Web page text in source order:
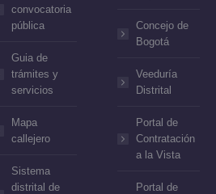
convocatoria
pública
Guia de
trámites y
servicios
Mapa
callejero
Sistema
distrital de
Concejo de
Bogotá
Veeduría
Distrital
Portal de
Contratación
a la Vista
Portal de